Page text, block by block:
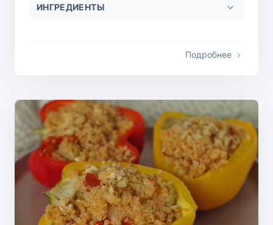
ИНГРЕДИЕНТЫ
Подробнее